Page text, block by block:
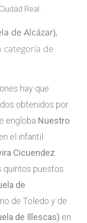
Real.
de Alcázar),
categoría de
hay que
obtenidos por
engloba Nuestro
el infantil
Cicuendez
quintos puestos
de
de Toledo y de
de Illescas) en